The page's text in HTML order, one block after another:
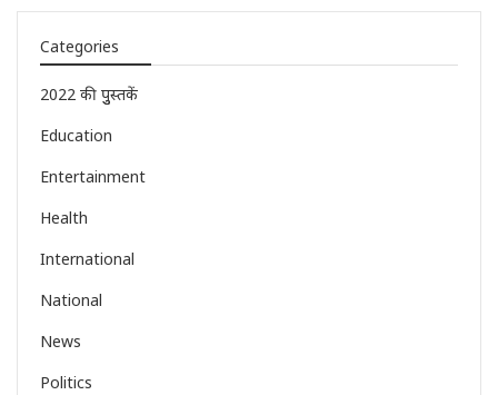
Categories
2022 की पुुस्तकें
Education
Entertainment
Health
International
National
News
Politics